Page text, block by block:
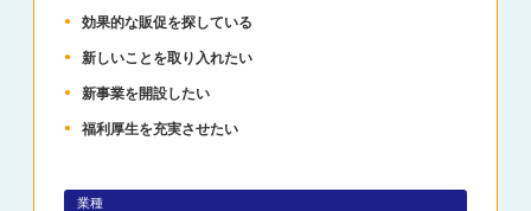
効果的な販促を探している
新しいことを取り入れたい
新事業を開設したい
福利厚生を充実させたい
業種